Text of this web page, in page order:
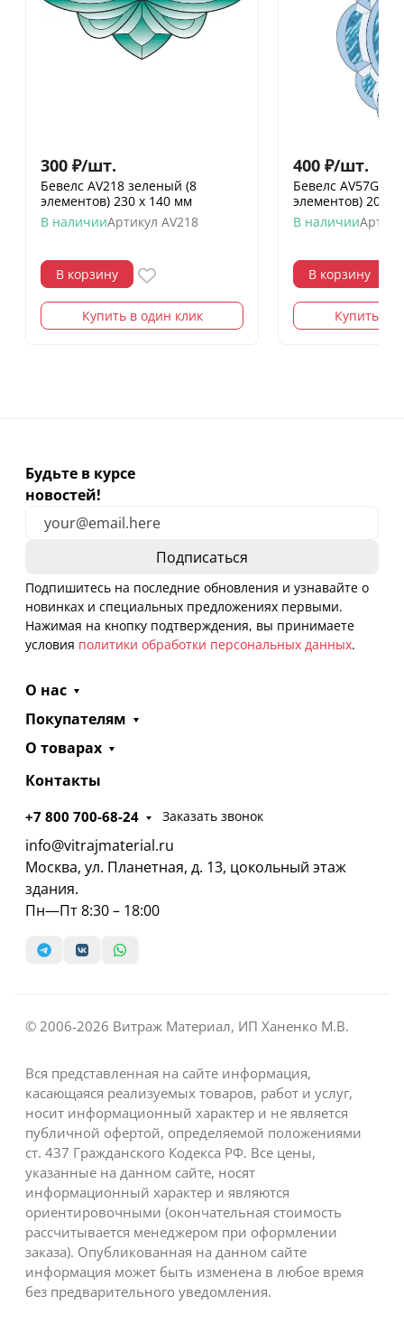
300 ₽/шт.
Бевелс AV218 зеленый (8
элементов) 230 х 140 мм
В наличииАртикул AV218
В корзину
Купить в один клик
400 ₽/шт.
Бевелс AV57G
элементов) 203
В наличии
В корзину
Купить в
Будьте в курсе
новостей!
Подпишитесь на последние обновления и узнавайте о
новинках и специальных предложениях первыми.
Нажимая на кнопку подтверждения, вы принимаете
условия политики обработки персональных данных.
О нас
Покупателям
О товарах
Контакты
+7 800 700-68-24 Заказать звонок
info@vitrajmaterial.ru
Москва, ул. Планетная, д. 13, цокольный этаж
здания.
Пн—Пт 8:30 – 18:00
© 2006-2026 Витраж Материал, ИП Ханенко М.В.
Вся представленная на сайте информация,
касающаяся реализуемых товаров, работ и услуг,
носит информационный характер и не является
публичной офертой, определяемой положениями
ст. 437 Гражданского Кодекса РФ. Все цены,
указанные на данном сайте, носят
информационный характер и являются
ориентировочными (окончательная стоимость
рассчитывается менеджером при оформлении
заказа). Опубликованная на данном сайте
информация может быть изменена в любое время
без предварительного уведомления.